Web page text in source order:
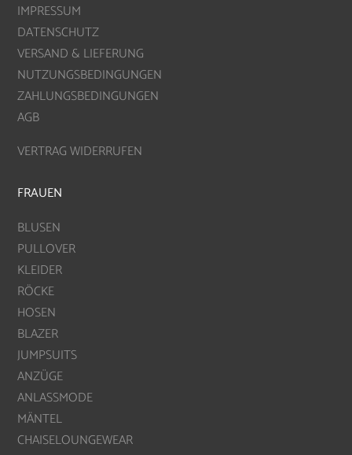
IMPRESSUM
DATENSCHUTZ
VERSAND & LIEFERUNG
NUTZUNGSBEDINGUNGEN
ZAHLUNGSBEDINGUNGEN
AGB
VERTRAG WIDERRUFEN
FRAUEN
BLUSEN
PULLOVER
KLEIDER
RÖCKE
HOSEN
BLAZER
JUMPSUITS
ANZÜGE
ANLASSMODE
MÄNTEL
CHAISELOUNGEWEAR